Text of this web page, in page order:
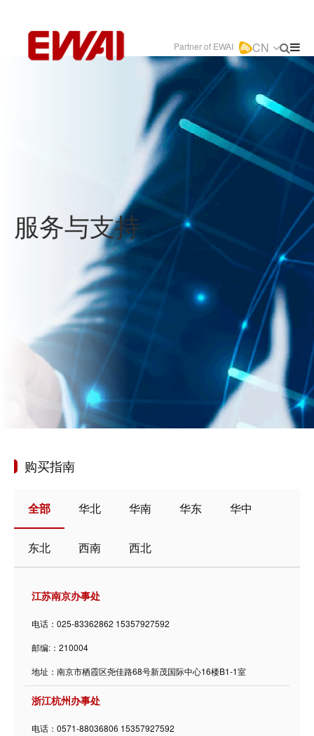
Partner of EWAI CN
服务与支持
购买指南
全部 华北 华南 华东 华中
东北 西南 西北
江苏南京办事处
电话：025-83362862 15357927592
邮编:：210004
地址：南京市栖霞区尧佳路68号新茂国际中心16楼B1-1室
浙江杭州办事处
电话：0571-88036806 15357927592